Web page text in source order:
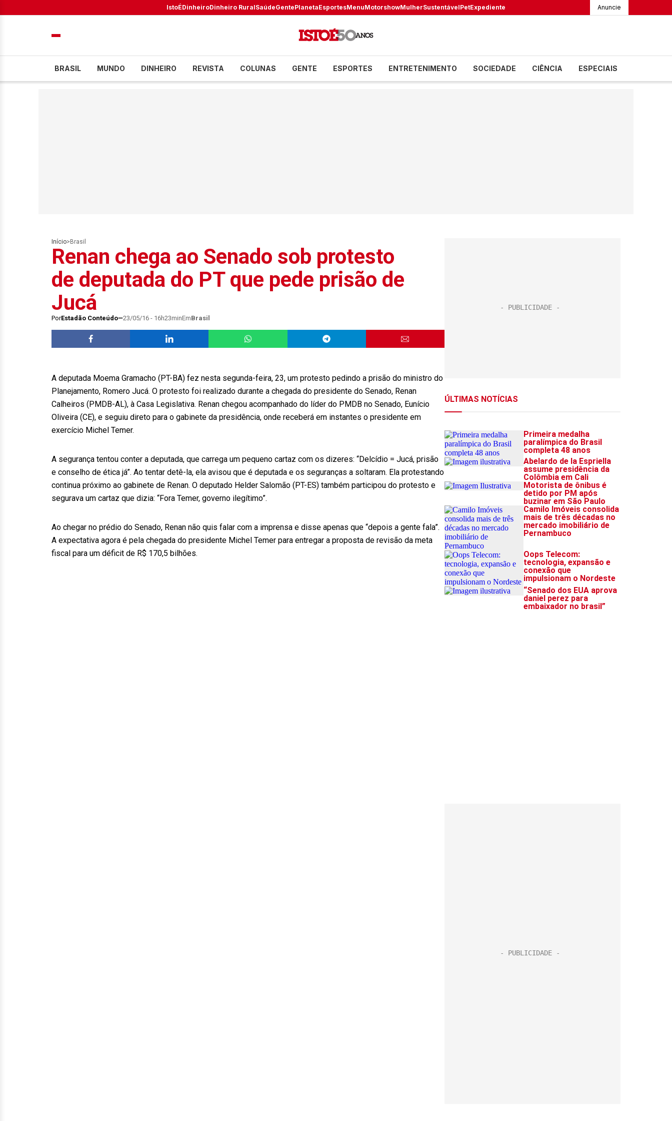
IstoÉDinheiroDinheiro RuralSaúdeGentePlanetaEsportesMenuMotorshowMulherSustentávelPetExpediente Anuncie
BRASIL MUNDO DINHEIRO REVISTA COLUNAS GENTE ESPORTES ENTRETENIMENTO SOCIEDADE CIÊNCIA ESPECIAIS
Início> Brasil
Renan chega ao Senado sob protesto
de deputada do PT que pede prisão de
Jucá
PorEstadão Conteúdo 23/05/16 - 16h23minEmBrasil
A deputada Moema Gramacho (PT-BA) fez nesta segunda-feira, 23, um protesto pedindo a prisão do ministro do
Planejamento, Romero Jucá. O protesto foi realizado durante a chegada do presidente do Senado, Renan
Calheiros (PMDB-AL), à Casa Legislativa. Renan chegou acompanhado do líder do PMDB no Senado, Eunício
Oliveira (CE), e seguiu direto para o gabinete da presidência, onde receberá em instantes o presidente em
exercício Michel Temer.
A segurança tentou conter a deputada, que carrega um pequeno cartaz com os dizeres: “Delcídio = Jucá, prisão
e conselho de ética já”. Ao tentar detê-la, ela avisou que é deputada e os seguranças a soltaram. Ela protestando
continua próximo ao gabinete de Renan. O deputado Helder Salomão (PT-ES) também participou do protesto e
segurava um cartaz que dizia: “Fora Temer, governo ilegítimo”.
Ao chegar no prédio do Senado, Renan não quis falar com a imprensa e disse apenas que “depois a gente fala”.
A expectativa agora é pela chegada do presidente Michel Temer para entregar a proposta de revisão da meta
fiscal para um déficit de R$ 170,5 bilhões.